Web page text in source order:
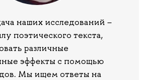
наших исследований –
поэтического текста,
различные
эффекты с помощью
Мы ищем ответы на